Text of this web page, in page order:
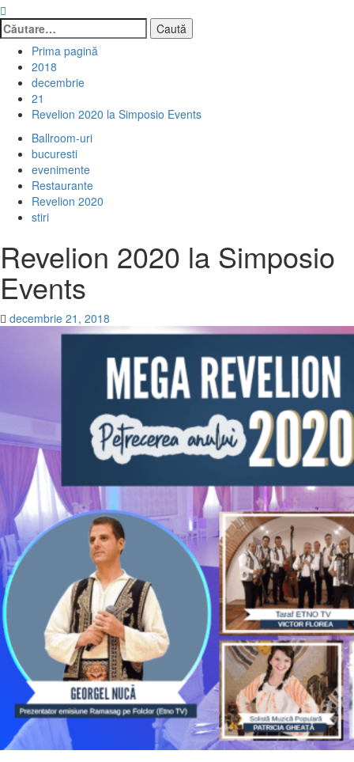
Caută
după:
Prima pagină
2018
decembrie
21
Revelion 2020 la Simposio Events
Ballroom-uri
bucuresti
evenimente
Restaurante
Revelion 2020
stiri
Revelion 2020 la Simposio
Events
decembrie 21, 2018